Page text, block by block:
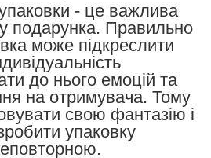
- це важлива
подарунка. Правильно
може підкреслити
до нього емоцій та
на отримувача. Тому
свою фантазію і
упаковку